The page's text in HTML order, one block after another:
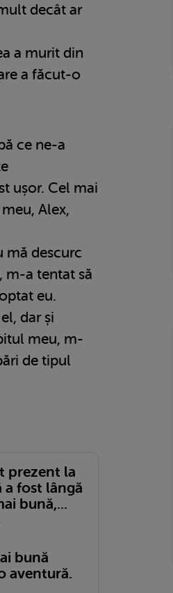
decât ar
a murit din
a făcut-o
ce ne-a
ușor. Cel mai
Alex,
mă descurc
m-a tentat să
eu.
dar și
meu, m-
de tipul
prezent la
a fost lângă
bună,...
bună
aventură.